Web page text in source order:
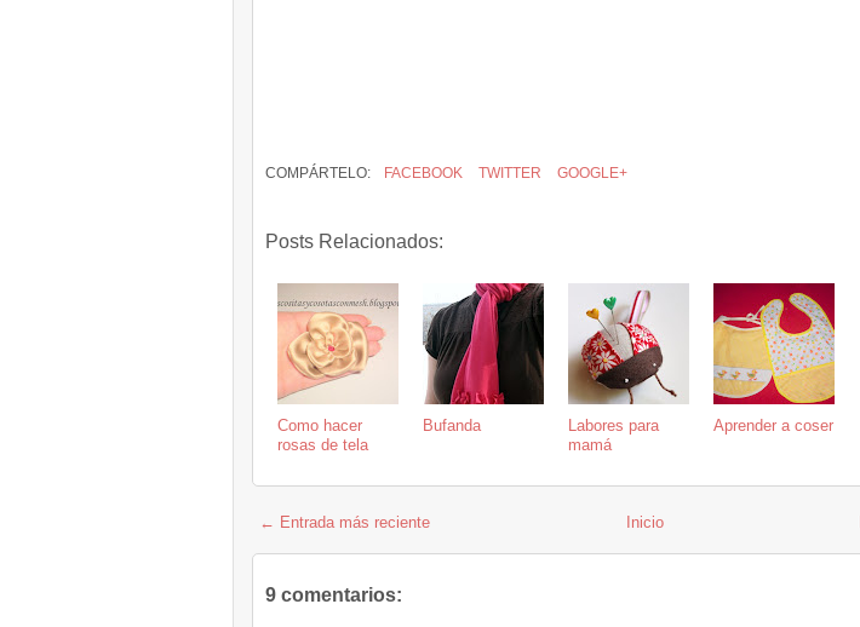
COMPÁRTELO: FACEBOOK TWITTER GOOGLE+
Posts Relacionados:
Como hacer
rosas de tela
Bufanda
Labores para
mamá
Aprender a coser
← Entrada más reciente Inicio
9 comentarios: